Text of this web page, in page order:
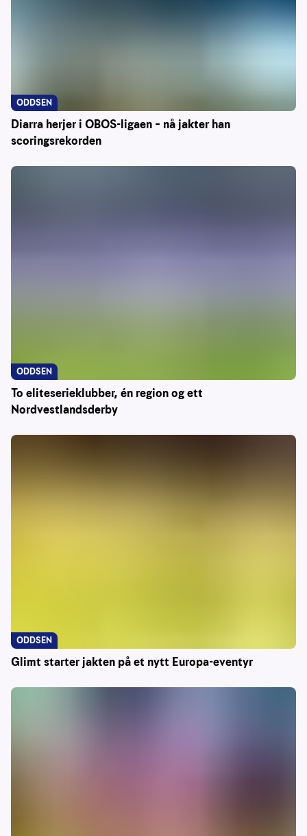
Diarra herjer i OBOS-ligaen – nå jakter han
scoringsrekorden
ODDSEN
To eliteserieklubber, én region og ett
Nordvestlandsderby
ODDSEN
Glimt starter jakten på et nytt Europa-eventyr
ODDSEN